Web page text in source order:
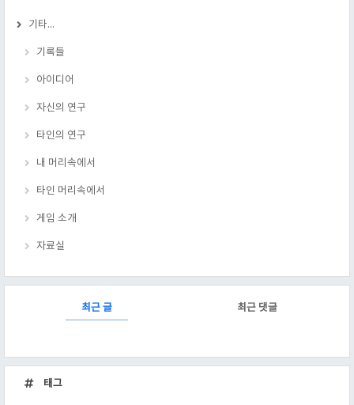
기타...
기록들
아이디어
자신의 연구
타인의 연구
내 머리속에서
타인 머리속에서
게임 소개
자료실
최근 글 최근 댓글
근
글
태그